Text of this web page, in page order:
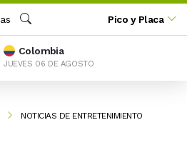
Buscar
Pico y Placa
Colombia
JUEVES 06 DE AGOSTO
NOTICIAS DE ENTRETENIMIENTO